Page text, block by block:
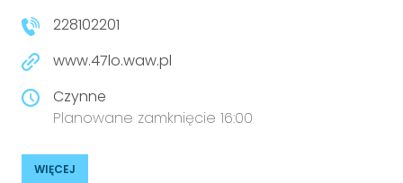
228102201
www.47lo.waw.pl
Czynne
Planowane zamknięcie 16:00
WIĘCEJ